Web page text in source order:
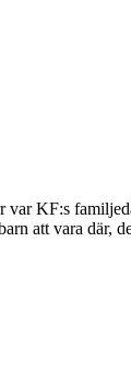
var KF:s
att vara där,